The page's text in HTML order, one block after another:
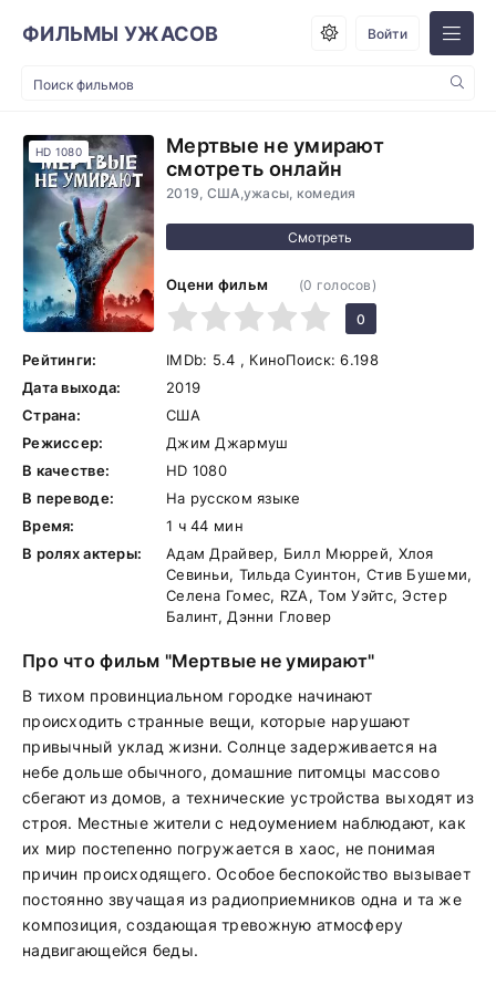
ФИЛЬМЫ УЖАСОВ Войти
Мертвые не умирают
смотреть онлайн
2019, США,ужасы, комедия
HD 1080
Оцени фильм
1
2 3 5
(0 голосов)
0
Рейтинги: IMDb: 5.4 , КиноПоиск:6.198
Дата выхода:
2019
Страна:
США
Режиссер:
Джим Джармуш
В качестве:
HD 1080
В переводе:
На русском языке
Время:
1 ч 44 мин
В ролях актеры:
Адам Драйвер, Билл Мюррей, Хлоя
Севиньи, Тильда Суинтон, Стив Бушеми,
Селена Гомес, RZA, Том Уэйтс, Эстер
Балинт, Дэнни Гловер
Про что фильм "Мертвые не умирают"
В тихом провинциальном городке начинают
происходить странные вещи, которые нарушают
привычный уклад жизни. Солнце задерживается на
небе дольше обычного, домашние питомцы массово
сбегают из домов, а технические устройства выходят из
строя. Местные жители с недоумением наблюдают, как
их мир постепенно погружается в хаос, не понимая
причин происходящего. Особое беспокойство вызывает
постоянно звучащая из радиоприемников одна и та же
композиция, создающая тревожную атмосферу
надвигающейся беды.